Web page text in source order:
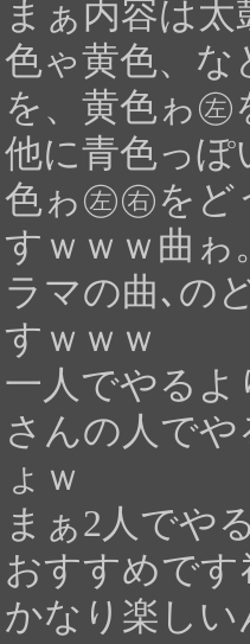
まぁ内容は
色ゃ黄色、な
を、黄色ゎ
他に青色っぽ
色ゎ㊧㊨を
すｗｗｗ曲ゎ
ラマの曲､の
すｗｗｗ
一人でやるよ
さんの人で
ょｗ
まぁ2人でや
おすすめです
かなり楽し